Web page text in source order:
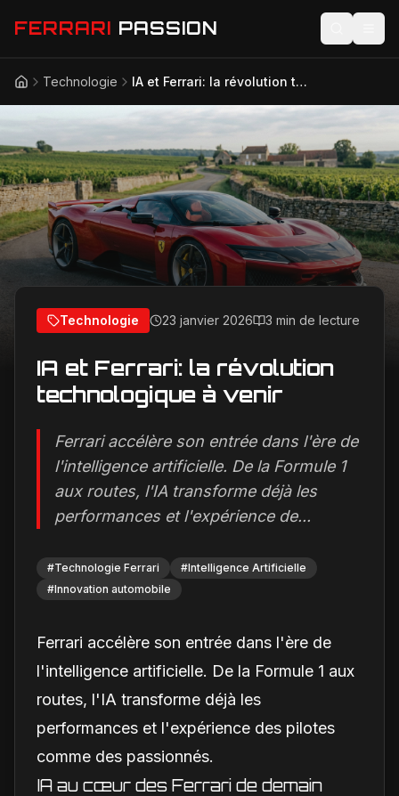
FERRARI PASSION
Actualités
Compétition
Technologie
Lifestyle
AccueilTechnologie IA et Ferrari: la révolution technologique à venir
Technologie 23 janvier 2026 3 min de lecture
IA et Ferrari: la révolution
technologique à venir
Ferrari accélère son entrée dans l'ère de
l'intelligence artificielle. De la Formule 1
aux routes, l'IA transforme déjà les
performances et l'expérience de...
#Technologie Ferrari #Intelligence Artificielle
#Innovation automobile
Ferrari accélère son entrée dans l'ère de
l'intelligence artificielle. De la Formule 1 aux
routes, l'IA transforme déjà les
performances et l'expérience des pilotes
comme des passionnés.
IA au cœur des Ferrari de demain